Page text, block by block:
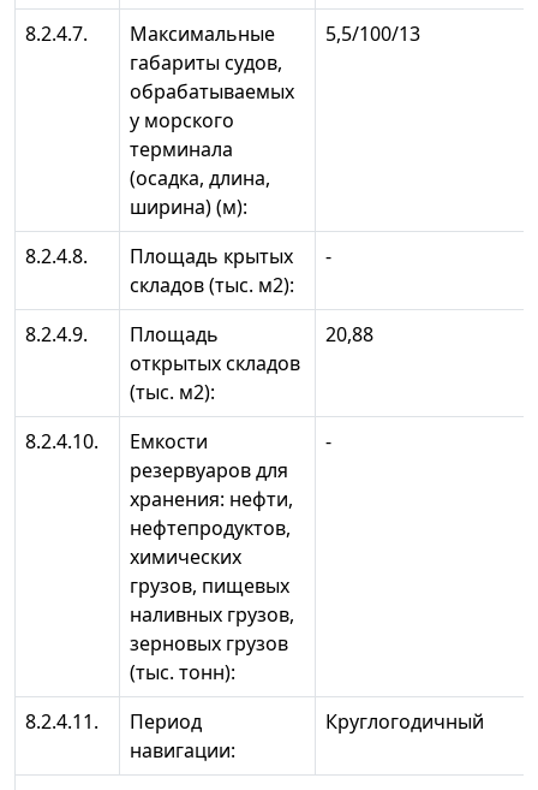
8.2.4.7.
Максимальные
габариты судов,
обрабатываемых
у морского
терминала
(осадка, длина,
ширина) (м):
5,5/100/13
8.2.4.8.
Площадь крытых
складов (тыс. м2):
-
8.2.4.9.
Площадь
открытых складов
(тыс. м2):
20,88
8.2.4.10.
Емкости
резервуаров для
хранения: нефти,
нефтепродуктов,
химических
грузов, пищевых
наливных грузов,
зерновых грузов
(тыс. тонн):
-
8.2.4.11.
Период
навигации:
Круглогодичный